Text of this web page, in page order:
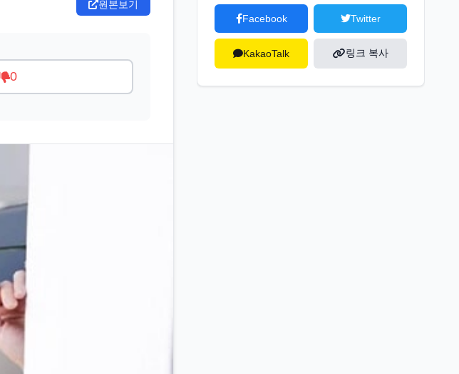
원본보기
0
Facebook Twitter
KakaoTalk 링크 복사